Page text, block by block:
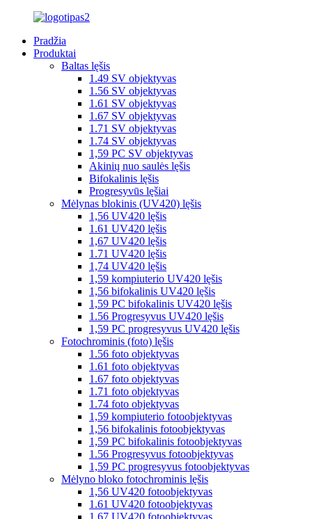
Pradžia
Produktai
Baltas lęšis
1.49 SV objektyvas
1.56 SV objektyvas
1.61 SV objektyvas
1.67 SV objektyvas
1.71 SV objektyvas
1.74 SV objektyvas
1,59 PC SV objektyvas
Akinių nuo saulės lęšis
Bifokalinis lęšis
Progresyvūs lęšiai
Mėlynas blokinis (UV420) lęšis
1,56 UV420 lęšis
1.61 UV420 lęšis
1,67 UV420 lęšis
1.71 UV420 lęšis
1,74 UV420 lęšis
1,59 kompiuterio UV420 lęšis
1,56 bifokalinis UV420 lęšis
1,59 PC bifokalinis UV420 lęšis
1.56 Progresyvus UV420 lęšis
1,59 PC progresyvus UV420 lęšis
Fotochrominis (foto) lęšis
1.56 foto objektyvas
1.61 foto objektyvas
1.67 foto objektyvas
1.71 foto objektyvas
1.74 foto objektyvas
1,59 kompiuterio fotoobjektyvas
1,56 bifokalinis fotoobjektyvas
1,59 PC bifokalinis fotoobjektyvas
1.56 Progresyvus fotoobjektyvas
1,59 PC progresyvus fotoobjektyvas
Mėlyno bloko fotochrominis lęšis
1,56 UV420 fotoobjektyvas
1.61 UV420 fotoobjektyvas
1,67 UV420 fotoobjektyvas